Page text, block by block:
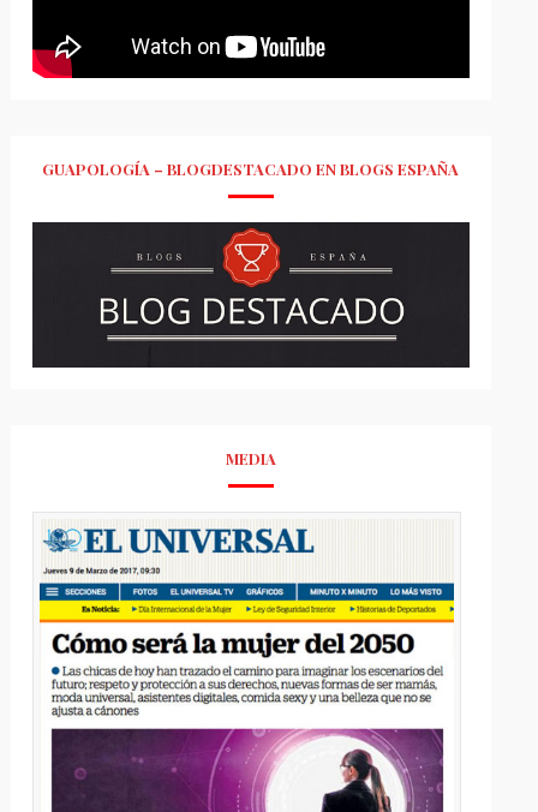
GUAPOLOGÍA – BLOGDESTACADO EN BLOGS ESPAÑA
MEDIA